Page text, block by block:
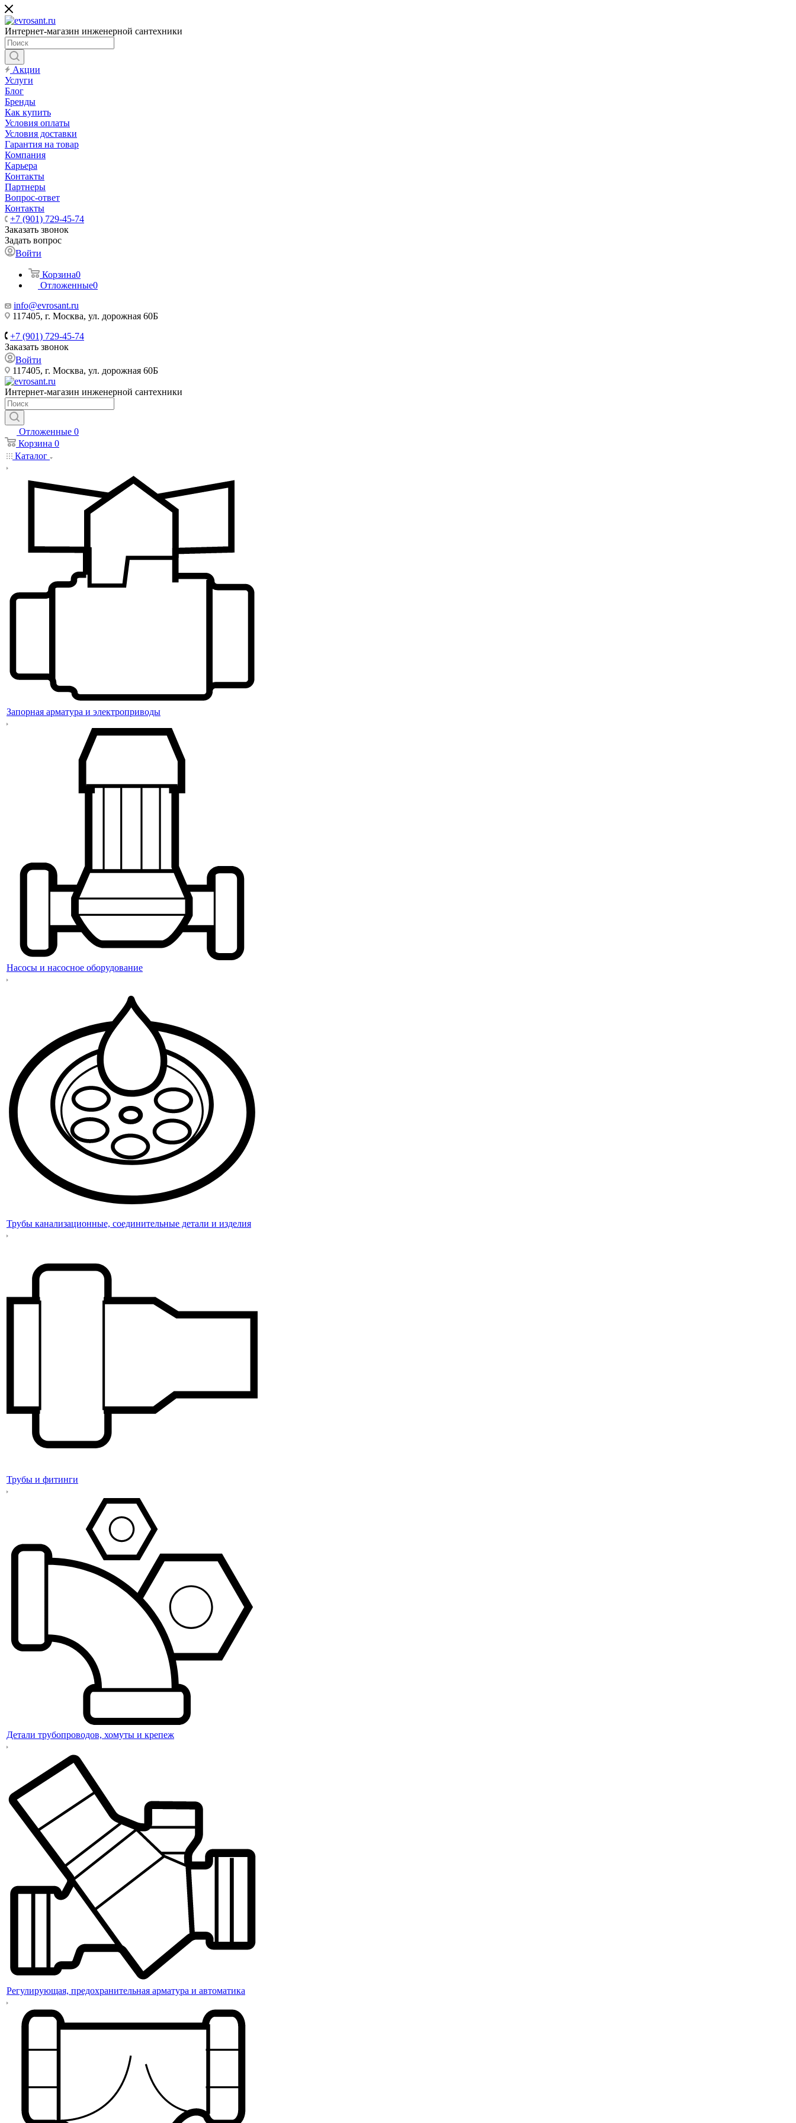
Интернет-магазин инженерной сантехники
Акции
Услуги
Блог
Бренды
Как купить
Условия оплаты
Условия доставки
Гарантия на товар
Компания
Карьера
Контакты
Партнеры
Вопрос-ответ
Контакты
+7 (901) 729-45-74
Заказать звонок
Задать вопрос
Войти
Корзина0
Отложенные0
info@evrosant.ru
117405, г. Москва, ул. дорожная 60Б
+7 (901) 729-45-74
Заказать звонок
Войти
117405, г. Москва, ул. дорожная 60Б
Интернет-магазин инженерной сантехники
Отложенные 0
Корзина 0
Каталог
Запорная арматура и электроприводы
Насосы и насосное оборудование
Трубы канализационные, соединительные детали и изделия
Трубы и фитинги
Детали трубопроводов, хомуты и крепеж
Регулирующая, предохранительная арматура и автоматика